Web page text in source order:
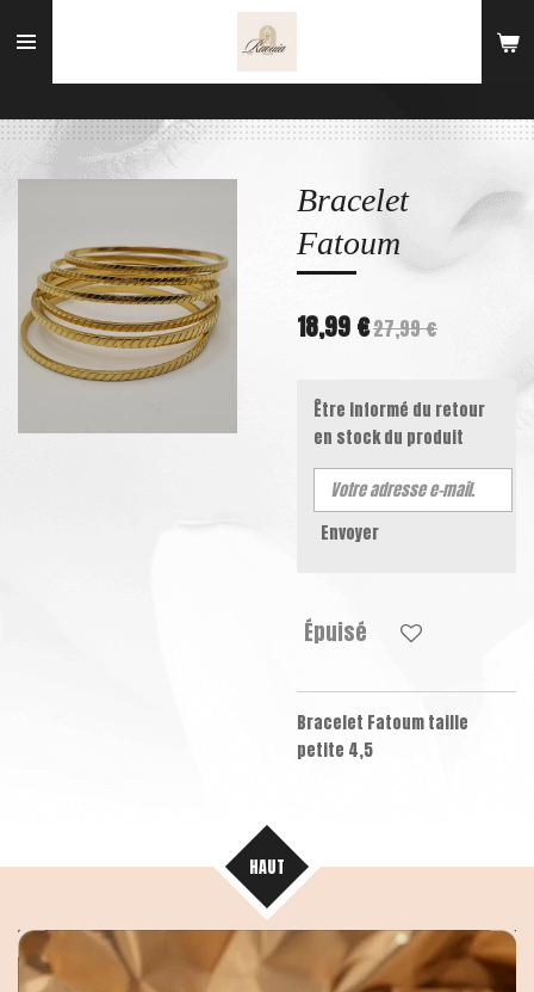
au
Bracelet
Fatoum
18,99 €27,99 €
Être informé du retour
en stock du produit
Envoyer
Épuisé
Bracelet Fatoumtaille
petite 4,5
HAUT